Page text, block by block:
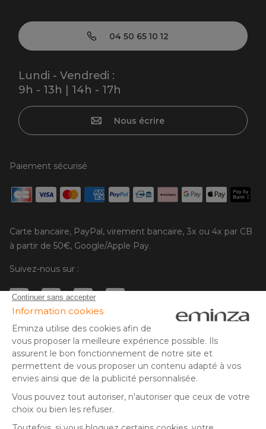
04 50 65 10 12
Lundi - Vendredi :
9h - 13h | 14h - 17h
Nous écrire
Paiement sécurisé
Carte bancaire, PayPal, virement bancaire, 3x ou 4x par CB
à partir de 50€, Google/Apple Pay.
Suivez-nous sur :
© Copyright 2025 Eminza | Tous droits réservés |
ESPAÑA
ITALIE
DEUTSCHLAND
NEDERLAND
FRA
* Vous disposez de 30 jours (à compter de la réception ou du
retrait de votre colis) pour effectuer un retour de produits et
vous faire rembourser. Hors colis volumineux